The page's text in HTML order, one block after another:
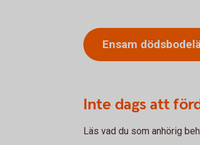
Ensam
Inte dags att
Läs vad du som anhörig